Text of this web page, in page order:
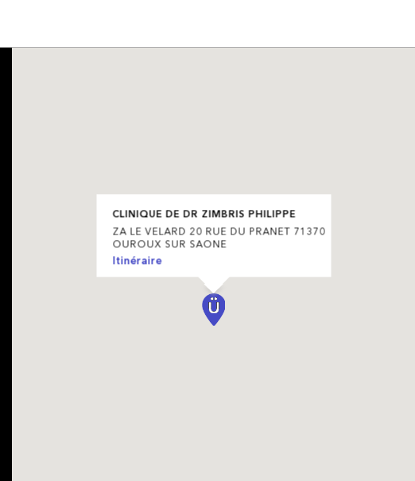
CLINIQUE DE DR ZIMBRIS PHILIPPE
ZA LE VELARD 20 RUE DU PRANET 71370
OUROUX SUR SAONE
Itinéraire